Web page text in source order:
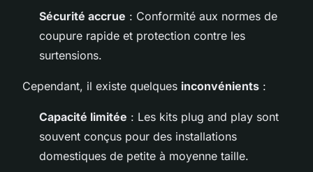
Sécurité accrue : Conformité aux normes de
coupure rapide et protection contre les
surtensions.
Cependant, il existe quelques inconvénients :
Capacité limitée : Les kits plug and play sont
souvent conçus pour des installations
domestiques de petite à moyenne taille.